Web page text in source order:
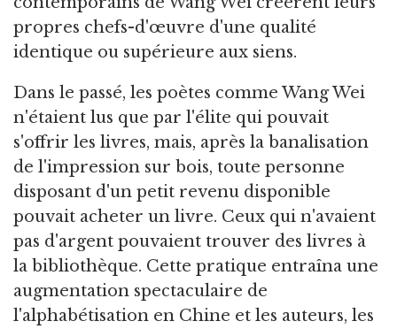
propres chefs-d'œuvre d'une qualité
identique ou supérieure aux siens.
Dans le passé, les poètes comme Wang Wei
n'étaient lus que par l'élite qui pouvait
s'offrir les livres, mais, après la banalisation
de l'impression sur bois, toute personne
disposant d'un petit revenu disponible
pouvait acheter un livre. Ceux qui n'avaient
pas d'argent pouvaient trouver des livres à
la bibliothèque. Cette pratique entraîna une
augmentation spectaculaire de
l'alphabétisation en Chine et les auteurs, les